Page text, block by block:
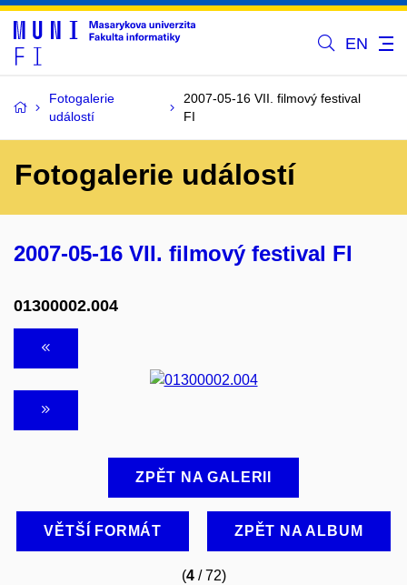
EN
Fotogalerie
událostí
2007-05-16 VII. filmový festival
FI
Fotogalerie událostí
2007-05-16 VII. filmový festival FI
01300002.004
ZPĚT NA GALERII
VĚTŠÍ FORMÁT ZPĚT NA ALBUM
(4/ 72)